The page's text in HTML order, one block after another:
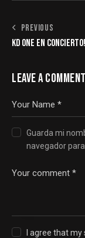
NAVEGACIÓN
DE
PREVIOUS
KD ONE EN
LEAVE A COMMENT
Guarda mi
navegador
I agree that my